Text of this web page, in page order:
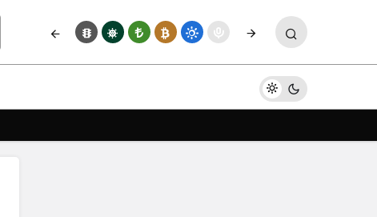
Yorum Yap